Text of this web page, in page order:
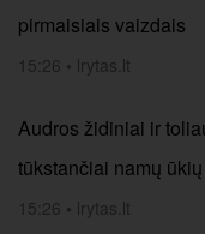
pirmaisiais vaizdais
15:26 • lrytas.lt
Audros židiniai ir
tūkstančiai namų
15:26 • lrytas.lt